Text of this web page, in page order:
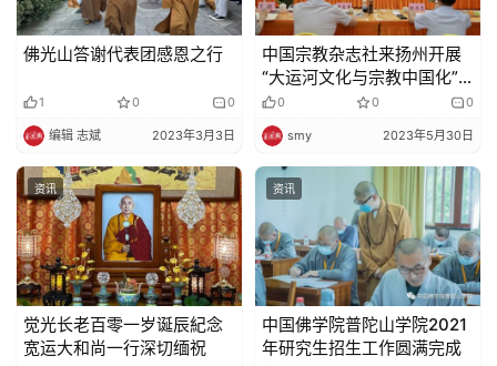
免
声
明
佛光山答谢代表团感恩之行
1 0 0
编辑 志斌 2023年3月3日
中国宗教杂志社来扬州开展
“大运河文化与宗教中国化”
专题调研
0 0 0
smy 2023年5月30日
资讯
觉光长老百零一岁诞辰紀念
宽运大和尚一行深切缅祝
资讯
中国佛学院普陀山学院2021
年研究生招生工作圆满完成